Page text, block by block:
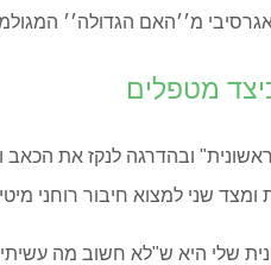
אגרסיבי מ׳׳האם הגדולה׳׳
מטפלים
ובהדרגה לנקז את
שני למצוא חיבור רוחני
שלי היא ש"לא חשוב מה